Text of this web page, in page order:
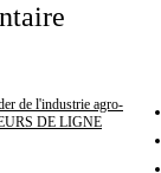
de l'industrie agro-
DE LIGNE